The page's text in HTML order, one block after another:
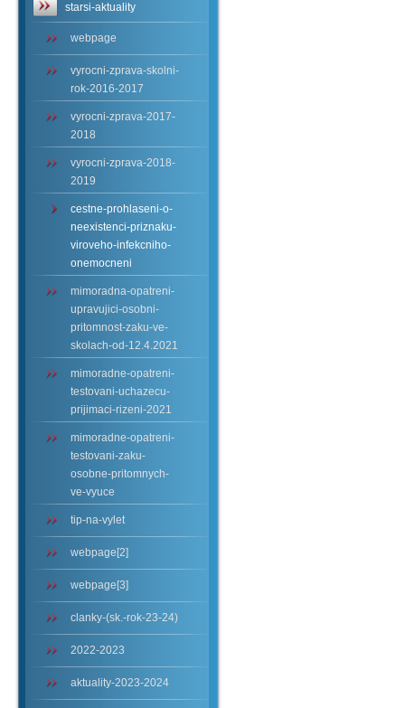
starsi-aktuality
webpage
vyrocni-zprava-skolni-
rok-2016-2017
vyrocni-zprava-2017-
2018
vyrocni-zprava-2018-
2019
cestne-prohlaseni-o-
neexistenci-priznaku-
viroveho-infekcniho-
onemocneni
mimoradna-opatreni-
upravujici-osobni-
pritomnost-zaku-ve-
skolach-od-12.4.2021
mimoradne-opatreni-
testovani-uchazecu-
prijimaci-rizeni-2021
mimoradne-opatreni-
testovani-zaku-
osobne-pritomnych-
ve-vyuce
tip-na-vylet
webpage[2]
webpage[3]
clanky-(sk.-rok-23-24)
2022-2023
aktuality-2023-2024